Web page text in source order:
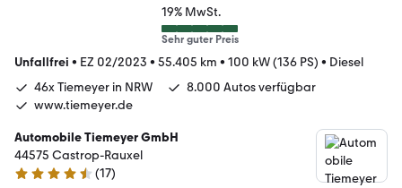
19% MwSt.
Sehr guter Preis
Unfallfrei • EZ 02/2023 • 55.405 km • 100 kW (136 PS) • Diesel
46x Tiemeyer in NRW
8.000 Autos verfügbar
www.tiemeyer.de
Automobile Tiemeyer GmbH
44575 Castrop-Rauxel
4.6 Sterne
(17)